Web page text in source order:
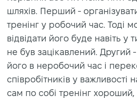
шляхів. Перший -
тренінг у робочий час. Тоді
відвідати його буде навіть у
не був зацікавлений. Другий -
його в неробочий час і
співробітників у важливості
сам по собі тренінг хороший,